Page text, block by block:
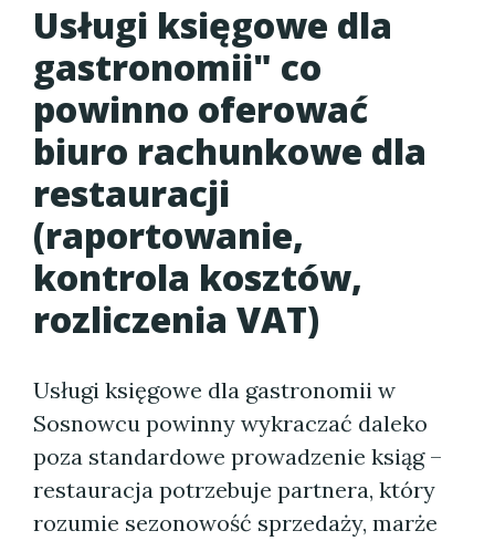
Usługi księgowe dla
gastronomii" co
powinno oferować
biuro rachunkowe dla
restauracji
(raportowanie,
kontrola kosztów,
rozliczenia VAT)
Usługi księgowe dla gastronomii w
Sosnowcu powinny wykraczać daleko
poza standardowe prowadzenie ksiąg –
restauracja potrzebuje partnera, który
rozumie sezonowość sprzedaży, marże